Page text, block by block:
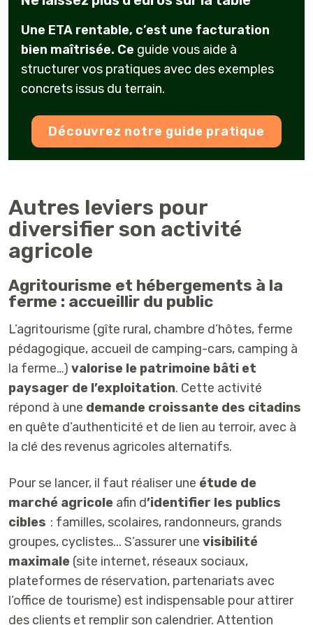
Une ETA rentable, c’est une facturation
bien maîtrisée. Ce guide vous aide à
structurer vos pratiques avec des exemples
concrets issus du terrain.
Découvrez notre guide pratique
Autres leviers pour
diversifier son activité
agricole
Agritourisme et hébergements à la
ferme : accueillir du public
L’agritourisme (gîte rural, chambre d’hôtes, ferme
pédagogique, accueil de camping-cars, camping à
la ferme…) valorise le patrimoine bâti et
paysager de l’exploitation. Cette activité
répond à une demande croissante des citadins
en quête d’authenticité et de lien au terroir, avec à
la clé des revenus agricoles alternatifs.
Pour se lancer, il faut réaliser une étude de
marché agricole afin d’identifier les publics
cibles : familles, scolaires, randonneurs, grands
groupes, cyclistes... S’assurer une visibilité
maximale (site internet, réseaux sociaux,
plateformes de réservation, partenariats avec
l’office de tourisme) est indispensable pour attirer
des clients et remplir son calendrier. Attention